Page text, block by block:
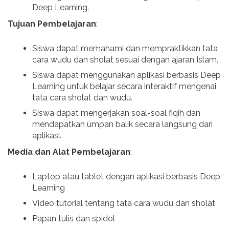
Deep Learning.
Tujuan Pembelajaran:
Siswa dapat memahami dan mempraktikkan tata
cara wudu dan sholat sesuai dengan ajaran Islam.
Siswa dapat menggunakan aplikasi berbasis Deep
Learning untuk belajar secara interaktif mengenai
tata cara sholat dan wudu.
Siswa dapat mengerjakan soal-soal fiqih dan
mendapatkan umpan balik secara langsung dari
aplikasi.
Media dan Alat Pembelajaran:
Laptop atau tablet dengan aplikasi berbasis Deep
Learning
Video tutorial tentang tata cara wudu dan sholat
Papan tulis dan spidol